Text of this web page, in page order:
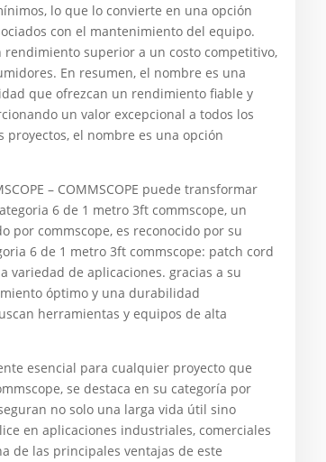
lo que lo convierte en una opción
con el mantenimiento del equipo.
superior a un costo competitivo,
En resumen, el nombre es una
que ofrezcan un rendimiento fiable y
un valor excepcional a todos los
el nombre es una opción
– COMMSCOPE puede transformar
6 de 1 metro 3ft commscope, un
por commscope, es reconocido por su
6 de 1 metro 3ft commscope: patch cord
variedad de aplicaciones. gracias a su
óptimo y una durabilidad
herramientas y equipos de alta
esencial para cualquier proyecto que
se destaca en su categoría por
no solo una larga vida útil sino
en aplicaciones industriales, comerciales
de las principales ventajas de este